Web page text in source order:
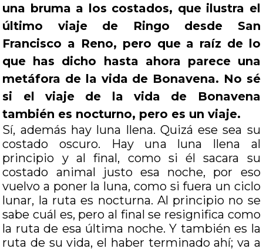
una bruma a los costados, que ilustra el
último viaje de Ringo desde San
Francisco a Reno, pero que a raíz de lo
que has dicho hasta ahora parece una
metáfora de la vida de Bonavena. No sé
si el viaje de la vida de Bonavena
también es nocturno, pero es un viaje.
Sí, además hay luna llena. Quizá ese sea su
costado oscuro. Hay una luna llena al
principio y al final, como si él sacara su
costado animal justo esa noche, por eso
vuelvo a poner la luna, como si fuera un ciclo
lunar, la ruta es nocturna. Al principio no se
sabe cuál es, pero al final se resignifica como
la ruta de esa última noche. Y también es la
ruta de su vida, el haber terminado ahí; va a